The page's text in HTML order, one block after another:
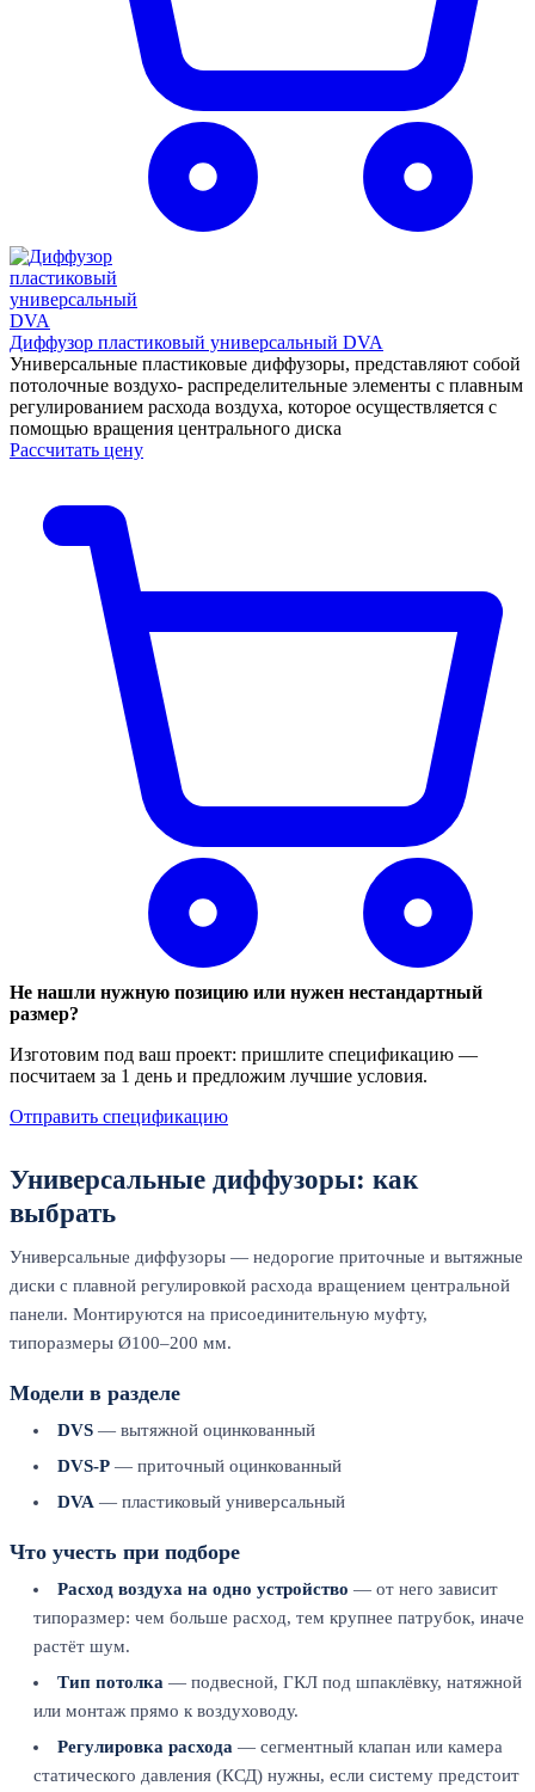
Диффузор пластиковый универсальный DVA
Универсальные пластиковые диффузоры, представляют собой
потолочные воздухо- распределительные элементы с плавным
регулированием расхода воздуха, которое осуществляется с
помощью вращения центрального диска
Рассчитать цену
Не нашли нужную позицию или нужен нестандартный
размер?
Изготовим под ваш проект: пришлите спецификацию —
посчитаем за 1 день и предложим лучшие условия.
Отправить спецификацию
Универсальные диффузоры: как
выбрать
Универсальные диффузоры — недорогие приточные и вытяжные
диски с плавной регулировкой расхода вращением центральной
панели. Монтируются на присоединительную муфту,
типоразмеры Ø100–200 мм.
Модели в разделе
DVS — вытяжной оцинкованный
DVS-P — приточный оцинкованный
DVA — пластиковый универсальный
Что учесть при подборе
Расход воздуха на одно устройство — от него зависит
типоразмер: чем больше расход, тем крупнее патрубок, иначе
растёт шум.
Тип потолка — подвесной, ГКЛ под шпаклёвку, натяжной
или монтаж прямо к воздуховоду.
Регулировка расхода — сегментный клапан или камера
статического давления (КСД) нужны, если систему предстоит